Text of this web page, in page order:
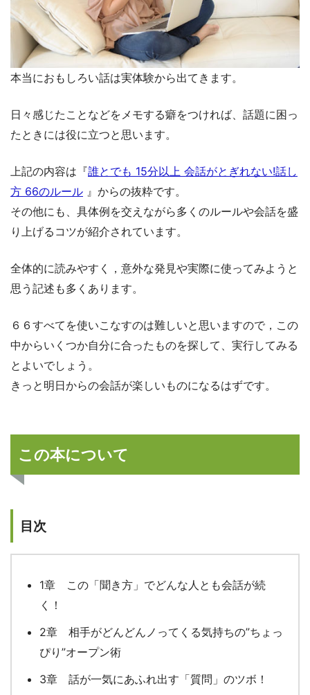
本当におもしろい話は実体験から出てきます。
日々感じたことなどをメモする癖をつければ、話題に困っ
たときには役に立つと思います。
上記の内容は『誰とでも 15分以上 会話がとぎれない!話し
方 66のルール 』からの抜粋です。
その他にも、具体例を交えながら多くのルールや会話を盛
り上げるコツが紹介されています。
全体的に読みやすく，意外な発見や実際に使ってみようと
思う記述も多くあります。
６６すべてを使いこなすのは難しいと思いますので，この
中からいくつか自分に合ったものを探して、実行してみる
とよいでしょう。
きっと明日からの会話が楽しいものになるはずです。
この本について
目次
1章 この「聞き方」でどんな人とも会話が続
く！
2章 相手がどんどんノってくる気持ちの”ちょっ
ぴり”オープン術
3章 話が一気にあふれ出す「質問」のツボ！